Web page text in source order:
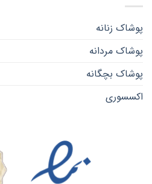
پوشاک زنانه
پوشاک مردانه
پوشاک بچگانه
اکسسوری